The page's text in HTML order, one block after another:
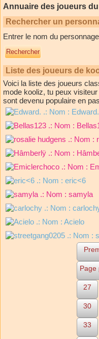
Annuaire des joueurs
Rechercher un
Entrer le nom du
Liste des joueurs de
Voici la liste des joueurs
mode kooliz, tu peux
sont devenu populaire en
.: Nom : Edward.
.: Nom :
.: Nom :
.: Nom :
.: Nom :
.: Nom : eric<6
.: Nom : samyla
.: Nom :
.: Nom : Acielo
.: Nom :
Page
27
30
33